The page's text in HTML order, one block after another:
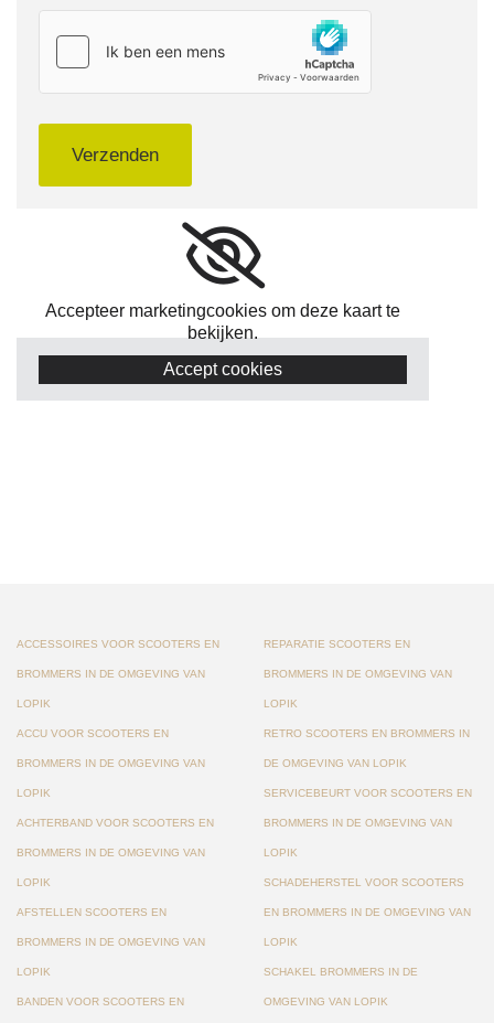
Accepteer marketingcookies om deze kaart te
bekijken.
Accept cookies
ACCESSOIRES VOOR SCOOTERS EN
BROMMERS IN DE OMGEVING VAN
LOPIK
ACCU VOOR SCOOTERS EN
BROMMERS IN DE OMGEVING VAN
LOPIK
ACHTERBAND VOOR SCOOTERS EN
BROMMERS IN DE OMGEVING VAN
LOPIK
AFSTELLEN SCOOTERS EN
BROMMERS IN DE OMGEVING VAN
LOPIK
BANDEN VOOR SCOOTERS EN
REPARATIE SCOOTERS EN
BROMMERS IN DE OMGEVING VAN
LOPIK
RETRO SCOOTERS EN BROMMERS IN
DE OMGEVING VAN LOPIK
SERVICEBEURT VOOR SCOOTERS EN
BROMMERS IN DE OMGEVING VAN
LOPIK
SCHADEHERSTEL VOOR SCOOTERS
EN BROMMERS IN DE OMGEVING VAN
LOPIK
SCHAKEL BROMMERS IN DE
OMGEVING VAN LOPIK